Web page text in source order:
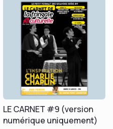
LE CARNET #9 (version
numérique uniquement)